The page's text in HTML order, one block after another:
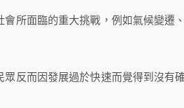
所面臨的重大挑戰，例如氣候變遷
反而因發展過於快速而覺得到沒有